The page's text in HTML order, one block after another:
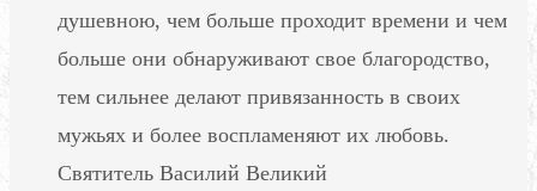
душевною, чем больше проходит времени и чем
больше они обнаруживают свое благородство,
тем сильнее делают привязанность в своих
мужьях и более воспламеняют их любовь.
Святитель Василий Великий